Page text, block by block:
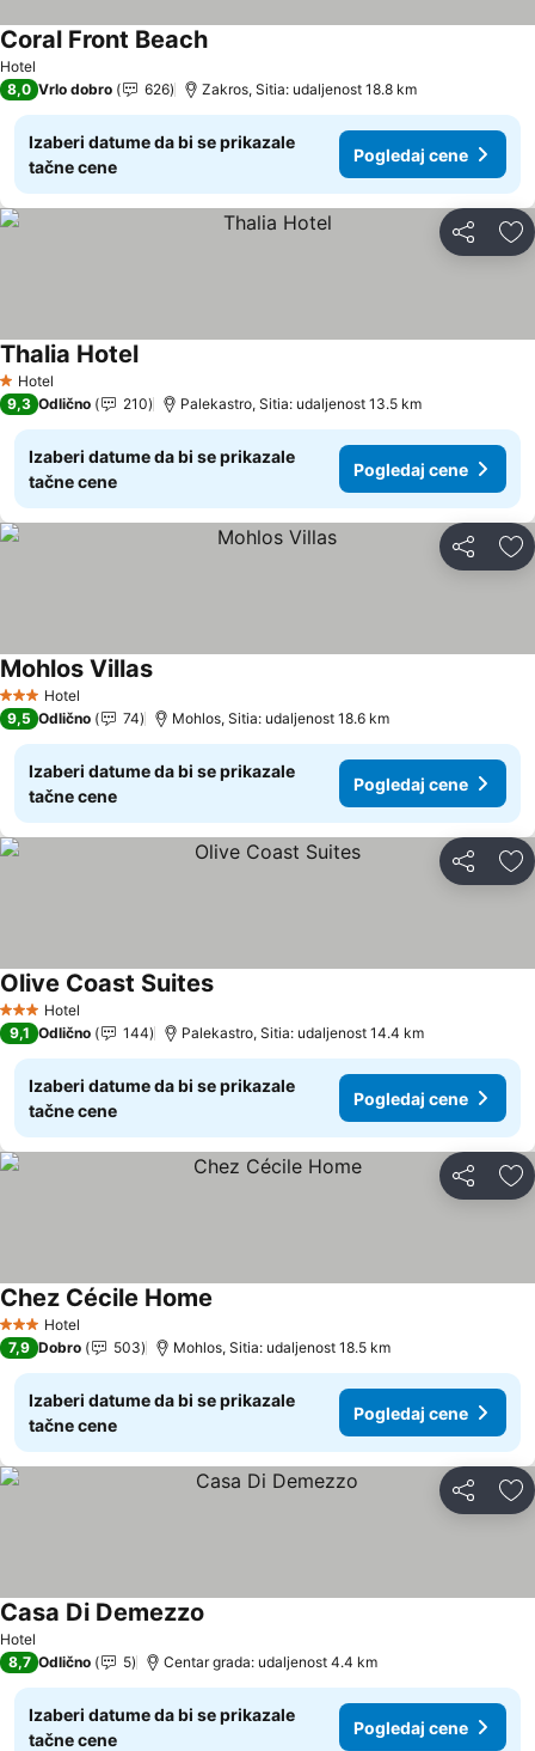
Hotel
Coral Front Beach
8,0 Vrlo dobro 626 Zakros, Sitia: udaljenost 18.8 km
Izaberi datume da bi se prikazale
tačne cene
Pogledaj cene
Deli
1 Zvezdice
Hotel
Thalia Hotel
9,3 Odlično 210 Palekastro, Sitia: udaljenost 13.5 km
Izaberi datume da bi se prikazale
tačne cene
Pogledaj cene
Deli
3 Zvezdice
Hotel
Mohlos Villas
9,5 Odlično 74 Mohlos, Sitia: udaljenost 18.6 km
Izaberi datume da bi se prikazale
tačne cene
Pogledaj cene
Deli
3 Zvezdice
Hotel
Olive Coast Suites
9,1 Odlično 144 Palekastro, Sitia: udaljenost 14.4 km
Izaberi datume da bi se prikazale
tačne cene
Pogledaj cene
Deli
3 Zvezdice
Hotel
Chez Cécile Home
7,9 Dobro 503 Mohlos, Sitia: udaljenost 18.5 km
Izaberi datume da bi se prikazale
tačne cene
Pogledaj cene
Deli
Hotel
Casa Di Demezzo
8,7 Odlično 5 Centar grada: udaljenost 4.4 km
Izaberi datume da bi se prikazale
tačne cene
Pogledaj cene